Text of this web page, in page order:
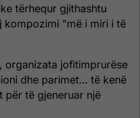
tërhequr gjithashtu
kompozimi "më i miri i të
organizata jofitimprurëse
dhe parimet... të kenë
për të gjeneruar një